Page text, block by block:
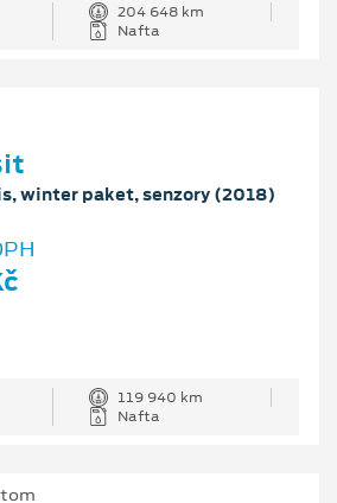
204 648 km
Nafta
winter paket, senzory (2018)
119 940 km
Nafta